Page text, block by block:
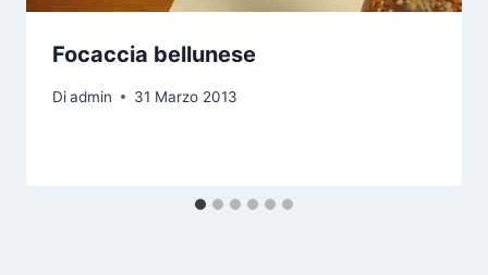
Focaccia bellunese
Diadmin 31 Marzo 2013